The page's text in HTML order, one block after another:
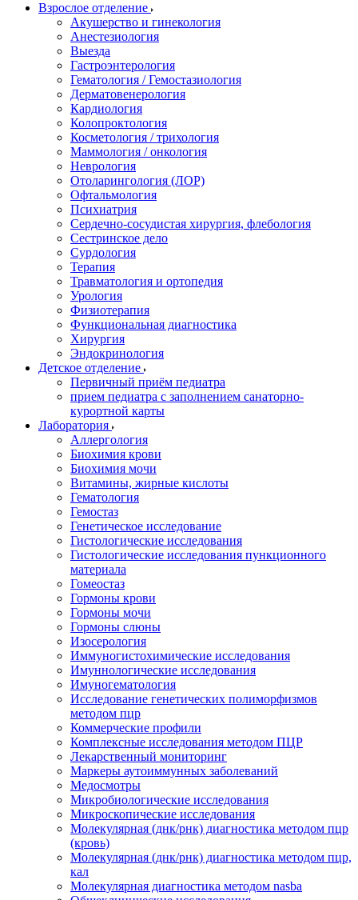
Взрослое отделение
Акушерство и гинекология
Анестезиология
Выезда
Гастроэнтерология
Гематология / Гемостазиология
Дерматовенерология
Кардиология
Колопроктология
Косметология / трихология
Маммология / онкология
Неврология
Отоларингология (ЛОР)
Офтальмология
Психиатрия
Сердечно-сосудистая хирургия, флебология
Сестринское дело
Сурдология
Терапия
Травматология и ортопедия
Урология
Физиотерапия
Функциональная диагностика
Хирургия
Эндокринология
Детское отделение
Первичный приём педиатра
прием педиатра с заполнением санаторно-
курортной карты
Лаборатория
Аллергология
Биохимия крови
Биохимия мочи
Витамины, жирные кислоты
Гематология
Гемостаз
Генетическое исследование
Гистологические исследования
Гистологические исследования пункционного
материала
Гомеостаз
Гормоны крови
Гормоны мочи
Гормоны слюны
Изосерология
Иммуногистохимические исследования
Имуннологические исследования
Имуногематология
Исследование генетических полиморфизмов
методом пцр
Коммерческие профили
Комплексные исследования методом ПЦР
Лекарственный мониторинг
Маркеры аутоиммунных заболеваний
Медосмотры
Микробиологические исследования
Микроскопические исследования
Молекулярная (днк/рнк) диагностика методом пцр
(кровь)
Молекулярная (днк/рнк) диагностика методом пцр,
кал
Молекулярная диагностика методом nasba